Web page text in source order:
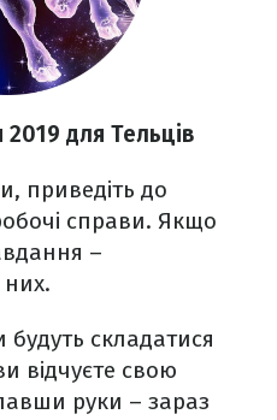
для Тельців
приведіть до
справи. Якщо
–
них.
складатися
відчуєте свою
руки – зараз